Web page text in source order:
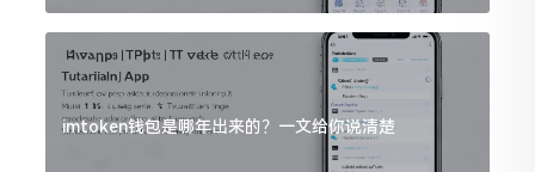
imtoken钱包是哪年出来的？一文给你说清楚